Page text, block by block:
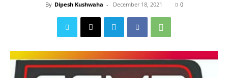
By Dipesh Kushwaha - December 18, 2021 0